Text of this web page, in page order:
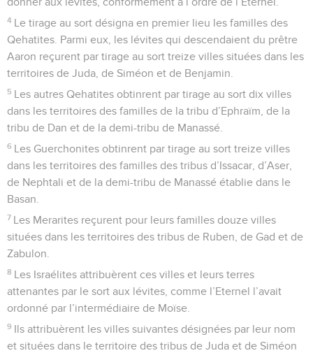
4 Le tirage au sort désigna en premier lieu les familles des
Qehatites. Parmi eux, les lévites qui descendaient du prêtre
Aaron reçurent par tirage au sort treize villes situées dans les
territoires de Juda, de Siméon et de Benjamin.
5 Les autres Qehatites obtinrent par tirage au sort dix villes
dans les territoires des familles de la tribu d’Ephraïm, de la
tribu de Dan et de la demi-tribu de Manassé.
6 Les Guerchonites obtinrent par tirage au sort treize villes
dans les territoires des familles des tribus d’Issacar, d’Aser,
de Nephtali et de la demi-tribu de Manassé établie dans le
Basan.
7 Les Merarites reçurent pour leurs familles douze villes
situées dans les territoires des tribus de Ruben, de Gad et de
Zabulon.
8 Les Israélites attribuèrent ces villes et leurs terres
attenantes par le sort aux lévites, comme l’Eternel l’avait
ordonné par l’intermédiaire de Moïse.
9 Ils attribuèrent les villes suivantes désignées par leur nom
et situées dans le territoire des tribus de Juda et de Siméon